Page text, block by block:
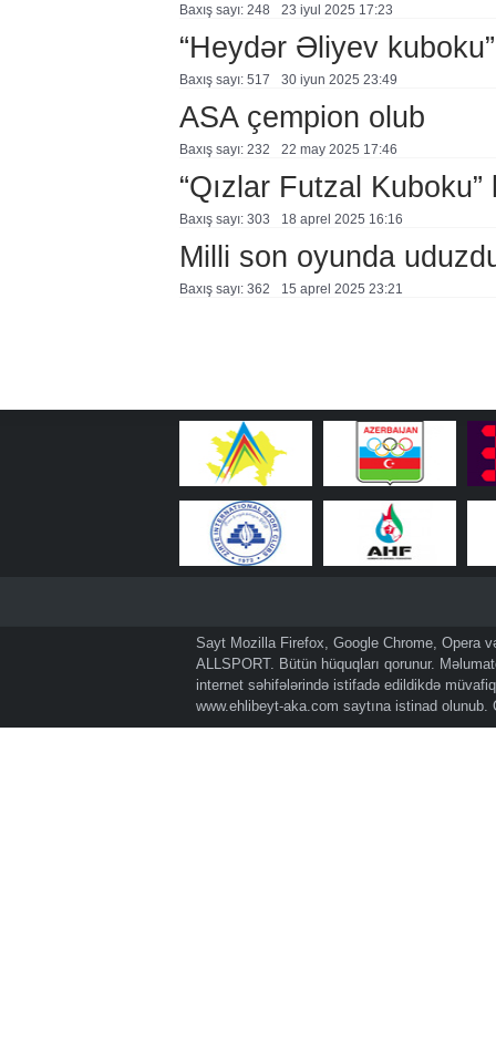
Baxış sayı: 248 23 i̇yul 2025 17:23
“Heydər Əliyev
Baxış sayı: 517 30 i̇yun 2025 23:49
ASA çempion olub
Baxış sayı: 232 22 may 2025 17:46
“Qızlar Futzal
Baxış sayı: 303 18 aprel 2025 16:16
Milli son oyunda
Baxış sayı: 362 15 aprel 2025 23:21
Sayt Mozilla Firefox, Google Chrome, Opera
ALLSPORT. Bütün hüquqları qorunur.
internet səhifələrində istifadə edildikdə
www.ehlibeyt-aka.com saytına istinad olunub.